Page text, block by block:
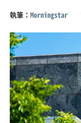
執筆： Morningstar